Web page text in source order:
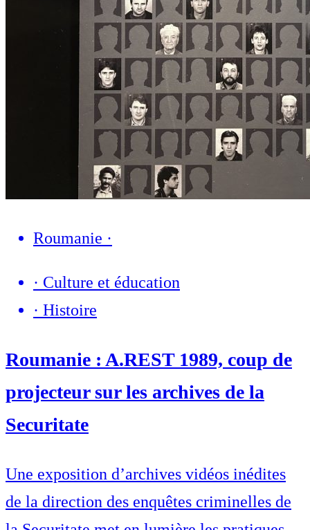
Roumanie ·
· Culture et éducation
· Histoire
Roumanie : A.REST 1989, coup de
projecteur sur les archives de la
Securitate
Une exposition d’archives vidéos inédites
de la direction des enquêtes criminelles de